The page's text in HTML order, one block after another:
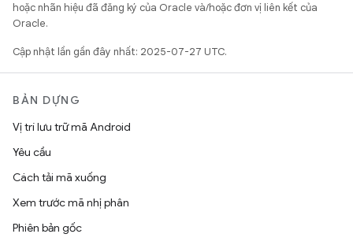
hoặc nhãn hiệu đã đăng ký của Oracle và/hoặc đơn vị liên kết của
Oracle.
Cập nhật lần gần đây nhất: 2025-07-27 UTC.
BẢN DỰNG
Vị trí lưu trữ mã Android
Yêu cầu
Cách tải mã xuống
Xem trước mã nhị phân
Phiên bản gốc